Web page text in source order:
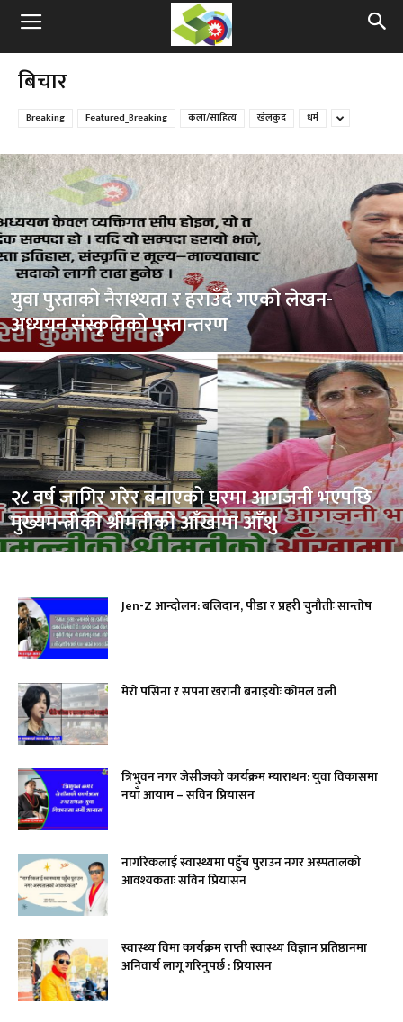
बिचार
Breaking Featured_Breaking कला/साहित्य खेलकुद धर्म
युवा पुस्ताको नैराश्यता र हराउँदै गएको लेखन-
अध्ययन संस्कृतिको पुस्तान्तरण
२८ वर्ष जागिर गरेर बनाएको घरमा आगजनी भएपछि
मुख्यमन्त्रीकी श्रीमतीको आँखामा आँशु
Jen-Z आन्दोलन: बलिदान, पीडा र प्रहरी चुनौतीः सान्ताेष
मेराे पसिना र सपना खरानी बनाइयोः काेमल वली
त्रिभुवन नगर जेसीजको कार्यक्रम म्याराथन: युवा विकासमा
नयाँ आयाम – सविन प्रियासन
नागरिकलाई स्वास्थ्यमा पहुँच पुराउन नगर अस्पतालको
आवश्यकताः सविन प्रियासन
स्वास्थ्य विमा कार्यक्रम राप्ती स्वास्थ्य विज्ञान प्रतिष्ठानमा
अनिवार्य लागू गरिनुपर्छ : प्रियासन